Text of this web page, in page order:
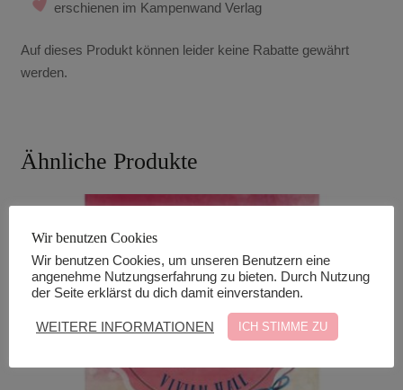
erschienen im Kampenwand Verlag
Auf dieses Produkt können leider keine Rabatte gewährt
werden.
Ähnliche Produkte
Wir benutzen Cookies
Wir benutzen Cookies, um unseren Benutzern eine
angenehme Nutzungserfahrung zu bieten. Durch Nutzung
der Seite erklärst du dich damit einverstanden.
WEITERE INFORMATIONEN ICH STIMME ZU